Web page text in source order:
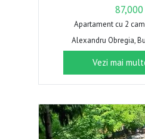
Apartament cu 2
Alexandru Obregia,
Vezi mai